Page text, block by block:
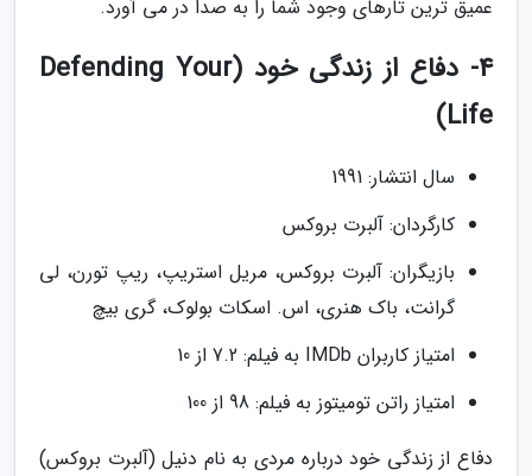
عمیق ترین تارهای وجود شما را به صدا در می آورد.
4- دفاع از زندگی خود (Defending Your
Life)
سال انتشار: 1991
کارگردان: آلبرت بروکس
بازیگران: آلبرت بروکس، مریل استریپ، ریپ تورن، لی
گرانت، باک هنری، اس. اسکات بولوک، گری بیچ
امتیاز کاربران IMDb به فیلم: 7.2 از 10
امتیاز راتن تومیتوز به فیلم: 98 از 100
دفاع از زندگی خود درباره مردی به نام دنیل (آلبرت بروکس)